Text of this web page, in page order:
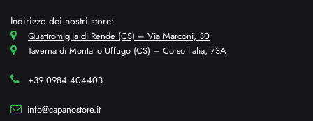
Indirizzo dei nostri store:
Quattromiglia di Rende (CS) – Via Marconi, 30
Taverna di Montalto Uffugo (CS) – Corso Italia, 73A
+39 0984 404403
info@capanostore.it